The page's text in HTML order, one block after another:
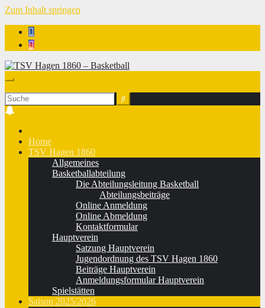
Zum Inhalt springen
Home
TSV Hagen 1860
Allgemeines
Basketballabteilung
Die Abteilungsleitung Basketball
Abteilungsbeiträge
Online Anmeldung
Online Abmeldung
Kontaktformular
Hauptverein
Satzung Hauptverein
Jugendordnung des TSV Hagen 1860
Beiträge Hauptverein
Anmeldungsformular Hauptverein
Spielstätten
Saison 2025/2026